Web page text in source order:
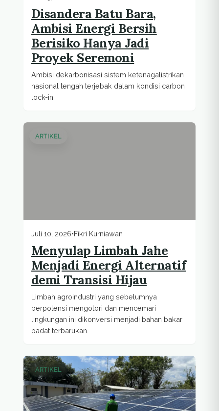
Disandera Batu Bara,
Ambisi Energi Bersih
Berisiko Hanya Jadi
Proyek Seremoni
Ambisi dekarbonisasi sistem ketenagalistrikan
nasional tengah terjebak dalam kondisi carbon
lock-in.
ARTIKEL
Juli 10, 2026•Fikri Kurniawan
Menyulap Limbah Jahe
Menjadi Energi Alternatif
demi Transisi Hijau
Limbah agroindustri yang sebelumnya
berpotensi mengotori dan mencemari
lingkungan ini dikonversi menjadi bahan bakar
padat terbarukan.
ARTIKEL